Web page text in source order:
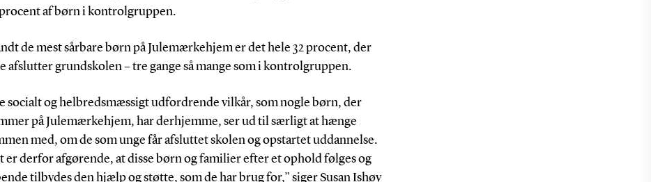
af børn i kontrolgruppen.
de mest sårbare børn på Julemærkehjem er det hele 32 procent, der
afslutter grundskolen – tre gange så mange som i kontrolgruppen.
socialt og helbredsmæssigt udfordrende vilkår, som nogle børn, der
på Julemærkehjem, har derhjemme, ser ud til særligt at hænge
med, om de som unge får afsluttet skolen og opstartet uddannelse.
er derfor afgørende, at disse børn og familier efter et ophold følges og
tilbydes den hjælp og støtte, som de har brug for,” siger Susan Ishøy